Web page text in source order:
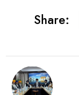
Share: